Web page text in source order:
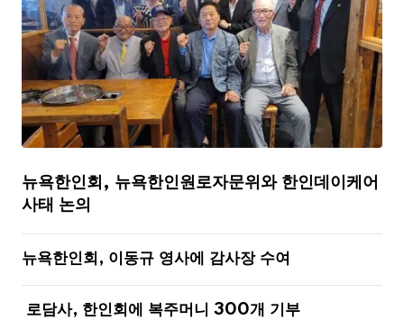
뉴욕한인회, 뉴욕한인원로자문위와 한인데이케어
사태 논의
뉴욕한인회, 이동규 영사에 감사장 수여
로담사, 한인회에 복주머니 300개 기부